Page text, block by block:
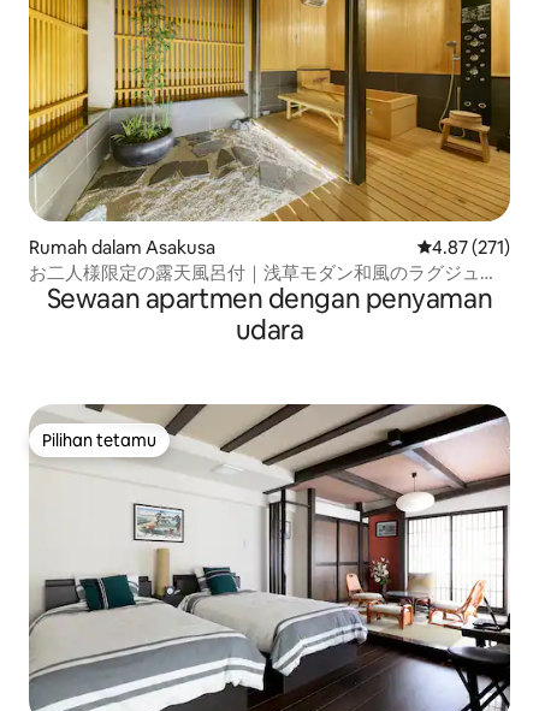
Rumah dalam Asakusa Penarafan
4.87 (271)
お二人様限定の露天風呂付｜浅草モダン和風のラグジュア
リーな 1軒家 ｜浅草・上野観光拠点 ｜柳通り西棟
Sewaan apartmen dengan penyaman
udara
Pilihan tetamu
Pilihan tetamu